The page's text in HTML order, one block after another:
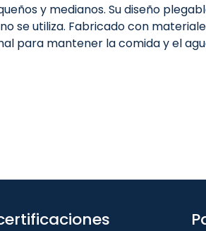
y medianos. Su diseño
se utiliza. Fabricado con
para mantener la comida y el